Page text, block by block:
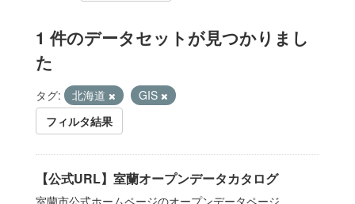
1 件のデータセットが見つかりまし
た
タグ: 北海道
GIS
フィルタ結果
【公式URL】室蘭オープンデータカタログ
室蘭市公式ホームページのオープンデータページ